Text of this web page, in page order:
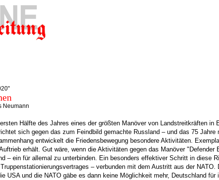
Neumann
Hälfte des Jahres eines der größten Manöver von Landstreitkräften
sich gegen das zum Feindbild gemachte Russland – und das 75
entwickelt die Friedensbewegung besondere Aktivitäten.
erhält. Gut wäre, wenn die Aktivitäten gegen das Manöver
– ein für allemal zu unterbinden. Ein besonders effektiver Schritt in diese
– verbunden mit dem Austritt aus der
USA und die NATO gäbe es dann keine Möglichkeit mehr, Deutschland